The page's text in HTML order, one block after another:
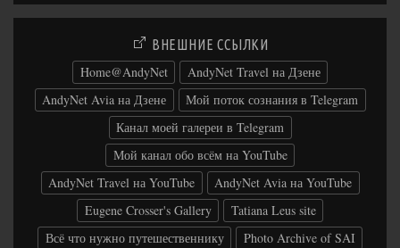
ВНЕШНИЕ ССЫЛКИ
Home@AndyNet
AndyNet Travel на Дзене
AndyNet Avia на Дзене
Мой поток сознания в Telegram
Канал моей галереи в Telegram
Мой канал обо всём на YouTube
AndyNet Travel на YouTube
AndyNet Avia на YouTube
Eugene Crosser's Gallery
Tatiana Leus site
Всё что нужно путешественнику
Photo Archive of SAI